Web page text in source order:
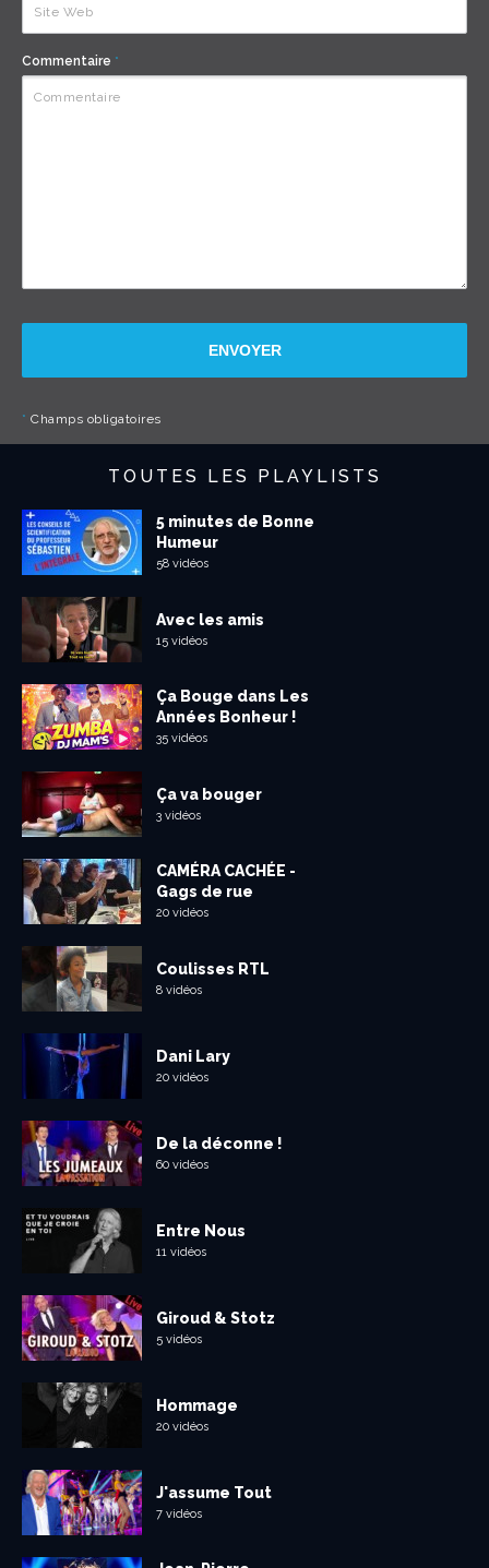
Commentaire *
ENVOYER
* Champs obligatoires
TOUTES LES PLAYLISTS
5 minutes de Bonne
Humeur
58 vidéos
Avec les amis
15 vidéos
Ça Bouge dans Les
Années Bonheur !
35 vidéos
Ça va bouger
3 vidéos
CAMÉRA CACHÉE -
Gags de rue
20 vidéos
Coulisses RTL
8 vidéos
Dani Lary
20 vidéos
De la déconne !
60 vidéos
Entre Nous
11 vidéos
Giroud & Stotz
5 vidéos
Hommage
20 vidéos
J'assume Tout
7 vidéos